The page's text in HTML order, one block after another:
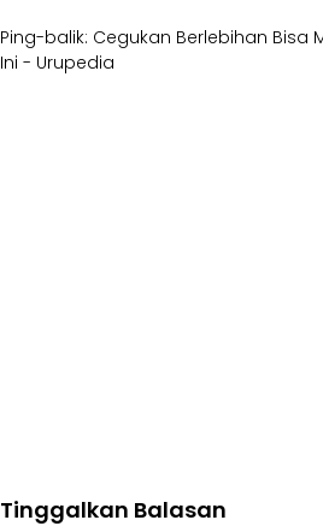
Ping-balik: Cegukan Berlebihan Bisa
Ini - Urupedia
Tinggalkan Balasan